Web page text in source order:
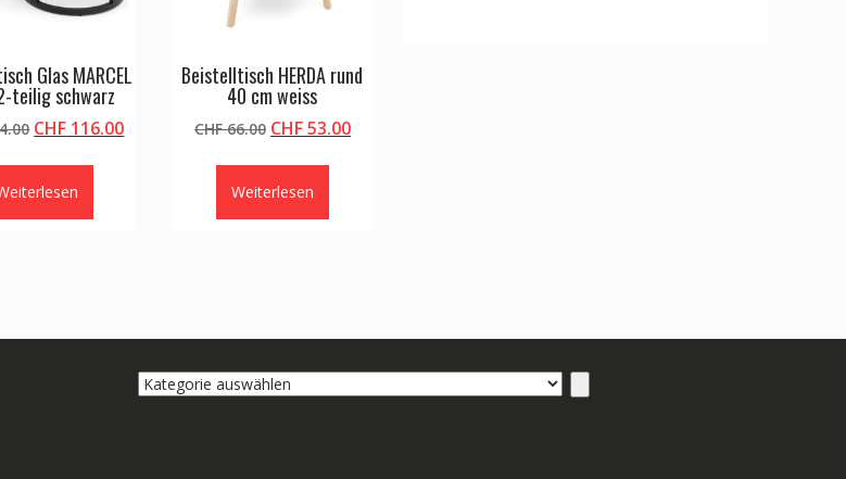
Glas MARCEL
teilig schwarz
Ursprünglicher
CHF 144.00
CHF 116.00Aktueller
Beistelltisch HERDA rund
40 cm weiss
CHF66.00 Ursprünglicher
CHF 66.00
CHF53.00Aktueller
Weiterlesen
Kategorie